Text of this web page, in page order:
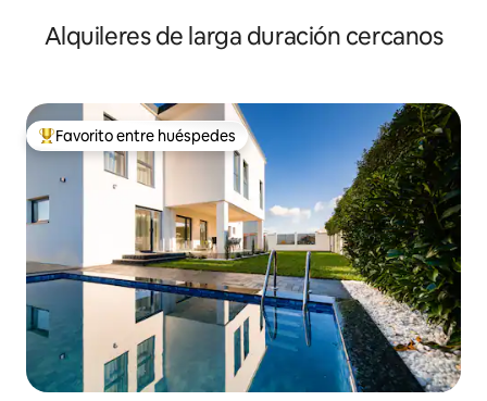
Alquileres de larga duración cercanos
Favorito entre los huéspedes más destacados
Favorito entre huéspedes